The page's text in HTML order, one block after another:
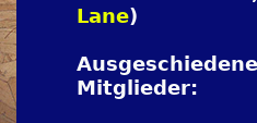
Lane)
Mitglieder: